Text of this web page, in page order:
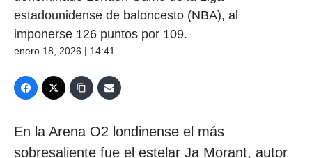
estadounidense de baloncesto (NBA), al
imponerse 126 puntos por 109.
enero 18, 2026 | 14:41
En la Arena O2 londinense el más
sobresaliente fue el estelar Ja Morant, autor